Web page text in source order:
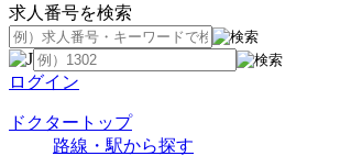
求人番号を検索
ログイン
ドクタートップ
路線・駅から探す